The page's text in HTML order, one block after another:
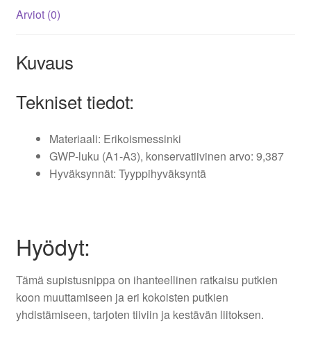
Arviot (0)
Kuvaus
Tekniset tiedot:
Materiaali: Erikoismessinki
GWP-luku (A1-A3), konservatiivinen arvo: 9,387
Hyväksynnät: Tyyppihyväksyntä
Hyödyt:
Tämä supistusnippa on ihanteellinen ratkaisu putkien
koon muuttamiseen ja eri kokoisten putkien
yhdistämiseen, tarjoten tiiviin ja kestävän liitoksen.